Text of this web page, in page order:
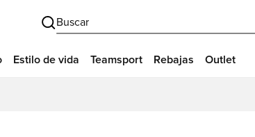
Buscar
Estilo de vida Teamsport Rebajas Outlet